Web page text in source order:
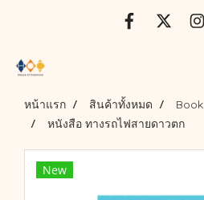
หน้าแรก สินค้าทั้งหมด Book
หนังสือ ทางรถไฟสายดาวตก
New